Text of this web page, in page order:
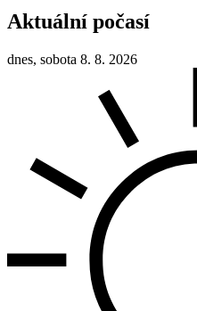
Aktuální počasí
dnes, sobota 8. 8. 2026